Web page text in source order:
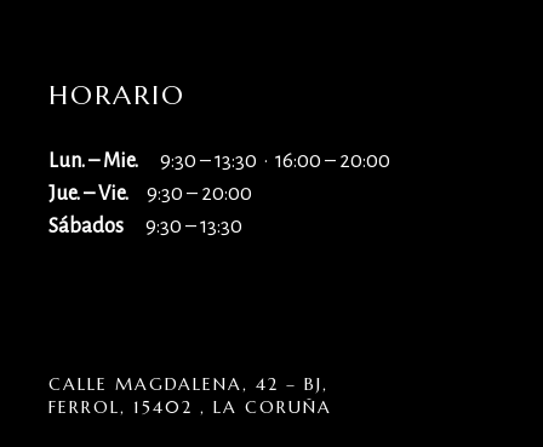
HORARIO
Lun. – Mie. 9:30 – 13:30 · 16:00 – 20:00
Jue. – Vie. 9:30 – 20:00
Sábados 9:30 – 13:30
CALLE MAGDALENA, 42 – BJ,
FERROL, 15402 , LA CORUÑA